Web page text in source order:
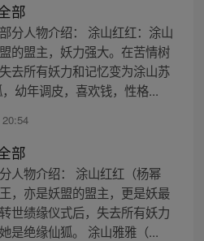
部
分人物介绍： 涂山红红：涂山
的盟主，妖力强大。在苦情树
去所有妖力和记忆变为涂山苏
幼年调皮，喜欢钱，性格...
部
人物介绍： 涂山红红（杨幂
，亦是妖盟的盟主，更是妖最
世绩缘仪式后，失去所有妖力
是绝缘仙狐。 涂山雅雅（...